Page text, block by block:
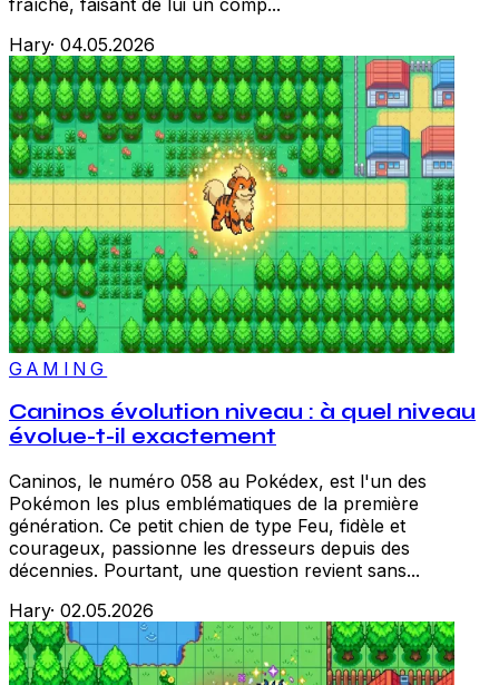
Hary· 04.05.2026
GAMING
Caninos évolution niveau : à quel niveau
évolue-t-il exactement
Caninos, le numéro 058 au Pokédex, est l'un des
Pokémon les plus emblématiques de la première
génération. Ce petit chien de type Feu, fidèle et
courageux, passionne les dresseurs depuis des
décennies. Pourtant, une question revient sans...
Hary· 02.05.2026